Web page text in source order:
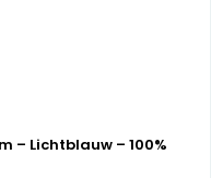
– Lichtblauw – 100%